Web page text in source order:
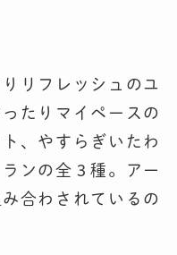
リフレッシュのユ
たりマイペースの
、やすらぎいたわ
ンの全３種。アー
合わされているの